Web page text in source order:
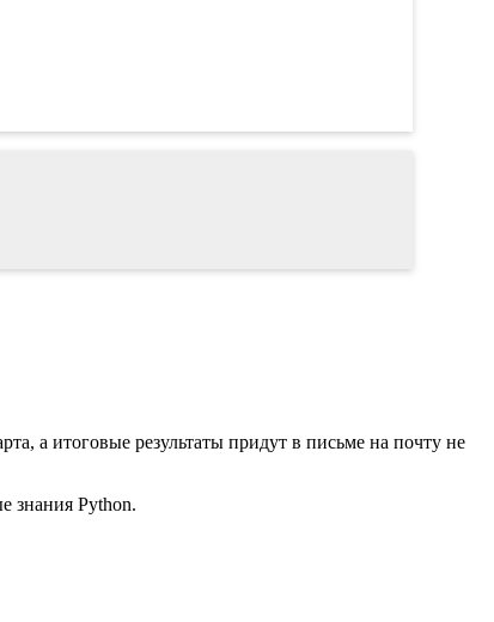
а итоговые результаты придут в письме на почту не
знания Python.